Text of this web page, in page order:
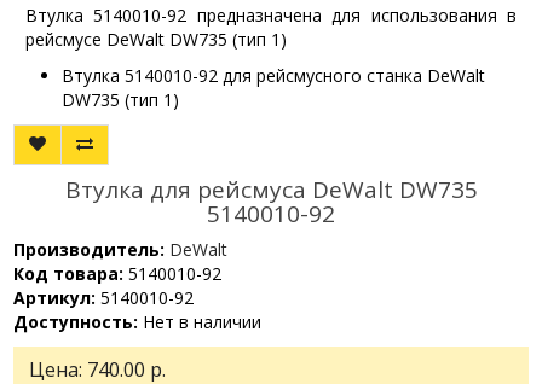
Втулка 5140010-92 предназначена для использования в
рейсмусе DeWalt DW735 (тип 1)
Втулка 5140010-92 для рейсмусного станка DeWalt
DW735 (тип 1)
Втулка для рейсмуса DeWalt DW735
5140010-92
Производитель: DeWalt
Код товара: 5140010-92
Артикул: 5140010-92
Доступность: Нет в наличии
Цена: 740.00 р.